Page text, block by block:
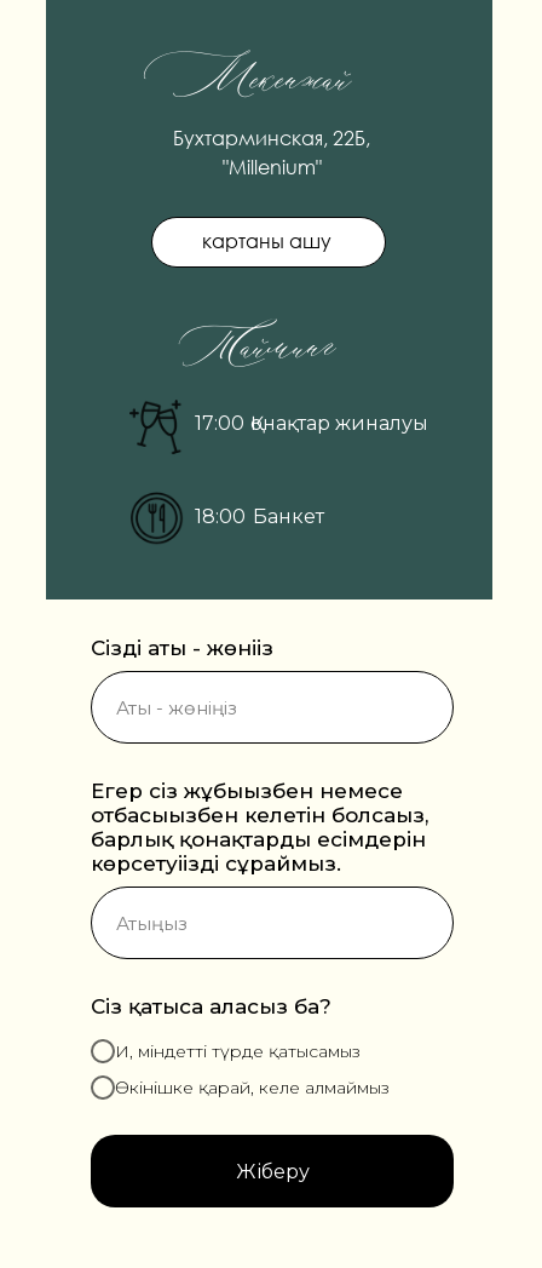
Қонақтар жиналуы
Бухтарминская, 22Б,
"Millenium"
Тайминг
Мекенжай
Сіздің аты - жөніңіз
Егер сіз жұбыңызбен немесе
отбасыңызбен келетін болсаңыз,
барлық қонақтардың есімдерін
көрсетуіңізді сұраймыз.
Сіз қатыса аласыз ба?
Иә, міндетті түрде қатысамыз
Өкінішке қарай, келе алмаймыз
Жіберу
Банкет
18:00
17:00
картаны ашу